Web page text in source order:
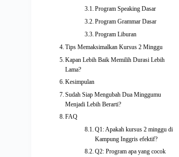
Program Speaking Dasar
Program Grammar Dasar
Program Liburan
Tips Memaksimalkan Kursus 2 Minggu
Kapan Lebih Baik Memilih Durasi Lebih
Lama?
Kesimpulan
Sudah Siap Mengubah Dua Minggumu
Menjadi Lebih Berarti?
FAQ
Q1: Apakah kursus 2 minggu di
Kampung Inggris efektif?
Q2: Program apa yang cocok